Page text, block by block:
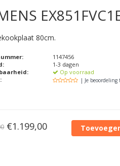
80cm.
1147456
1-3 dagen
Op voorraad
| Je beoordeling
€1.199,00